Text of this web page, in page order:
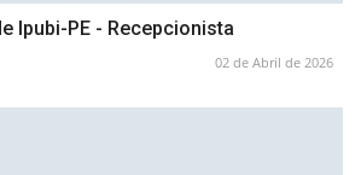
Ipubi-PE - Recepcionista
02 de Abril de 2026